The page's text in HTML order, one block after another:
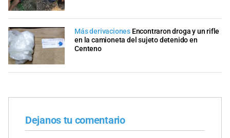
Más derivaciones Encontraron droga y un rifle
en la camioneta del sujeto detenido en
Centeno
Dejanos tu comentario